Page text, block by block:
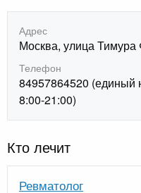
Адрес
Москва, улица Тимура
Телефон
84957864520 (единый
8:00-21:00)
Кто лечит
Ревматолог